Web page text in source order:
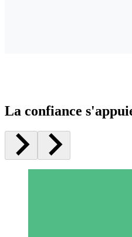
La confiance